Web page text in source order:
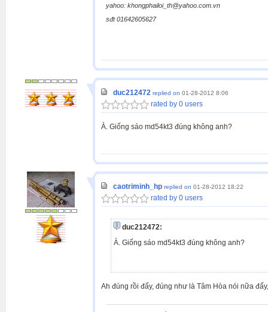
yahoo: khongphailoi_th@yahoo.com.vn
sđt 01642605627
duc212472 replied on 01-28-2012 8:06
rated by 0 users
À. Giống sáo md54kt3 đúng không anh?
caotriminh_hp replied on 01-28-2012 18:22
rated by 0 users
duc212472:
À. Giống sáo md54kt3 đúng không anh?
Ah đúng rồi đấy, đúng như là Tâm Hòa nói nữa